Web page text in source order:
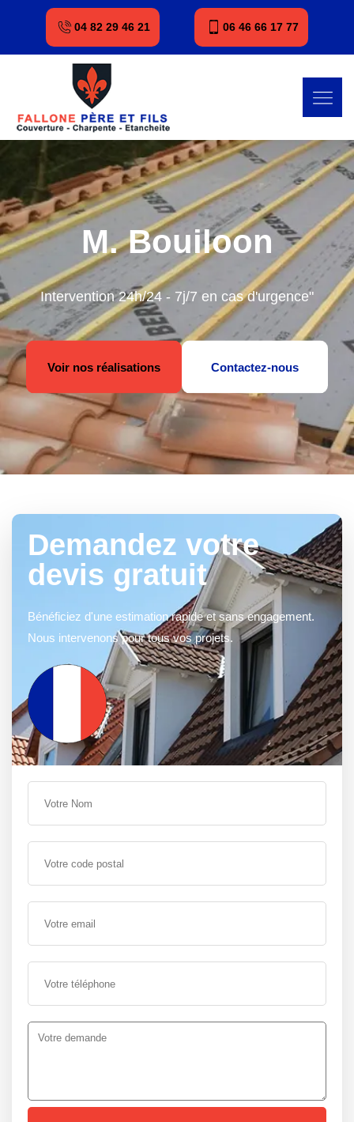
04 82 29 46 21 06 46 66 17 77
M. Bouiloon
Intervention 24h/24 - 7j/7 en cas d'urgence"
Voir nos réalisations Contactez-nous
Demandez votre
devis gratuit
Bénéficiez d'une estimation rapide et sans engagement.
Nous intervenons pour tous vos projets.